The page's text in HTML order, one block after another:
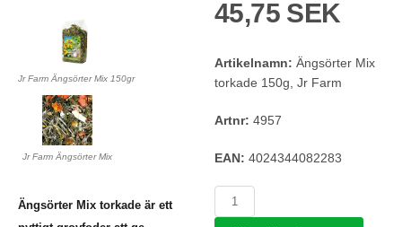
Jr Farm Ängsörter Mix 150gr
Jr Farm Ängsörter Mix
Ängsörter Mix torkade är ett
45,75 SEK
Artikelnamn: Ängsörter Mix
torkade 150g, Jr Farm
Artnr: 4957
EAN: 4024344082283